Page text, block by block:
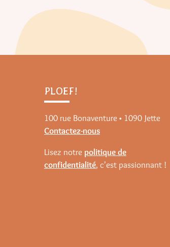
PLOEF!
100 rue Bonaventure • 1090 Jette
Contactez-nous
Lisez notre politique de
confidentialité, c'est passionnant !